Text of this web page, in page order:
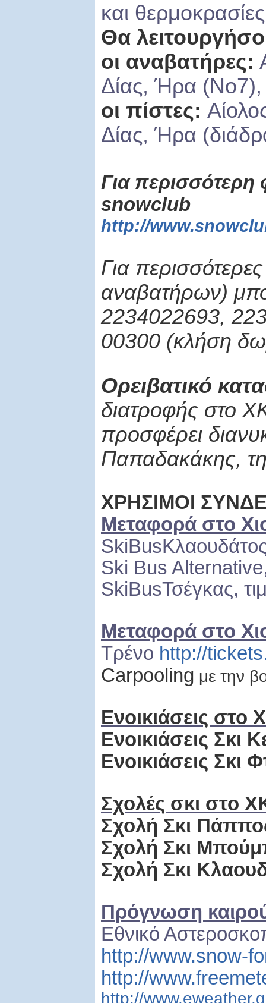
και
Θα
οι αναβατήρες:
Δίας, Ήρα
οι πίστες:
Δίας, Ήρα
Για
snowclub
http://
Για
αναβατήρων)
2234022693,
00300 (κλήση
Ορειβατικό
διατροφής στο
προσφέρει
Παπαδακάκης,
ΧΡΗΣΙΜΟΙ
Μεταφορά στο
SkiBus
Ski Bus Alternative
SkiBusΤσέγκας,
Μεταφορά στο
Τρένο http://
Carpooling με την
Ενοικιάσεις στο
Ενοικιάσεις Σκι
Ενοικιάσεις Σκι
Σχολές σκι στο
Σχολή Σκι
Σχολή Σκι
Σχολή Σκι
Πρόγνωση
Εθνικό
http://www.snow-
http://
http://